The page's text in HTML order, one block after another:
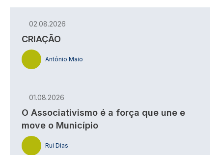
02.08.2026
CRIAÇÃO
António Maio
01.08.2026
O Associativismo é a força que une e
move o Município
Rui Dias